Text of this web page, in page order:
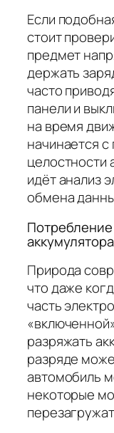
Если
стоит
предмет
держать
часто
панели и
на время
начинается
целостности
идёт анализ
обмена
аккумулятора
Природа
что даже
часть
разряжать
разряде
автомобиль
некоторые